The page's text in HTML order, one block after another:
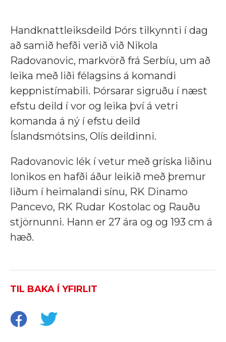
Handknattleiksdeild Þórs tilkynnti í dag
að samið hefði verið við Nikola
Radovanovic, markvörð frá Serbíu, um að
leika með liði félagsins á komandi
keppnistímabili. Þórsarar sigruðu í næst
efstu deild í vor og leika því á vetri
komanda á ný í efstu deild
Íslandsmótsins, Olís deildinni.
Radovanovic lék í vetur með gríska liðinu
Ionikos en hafði áður leikið með þremur
liðum í heimalandi sínu, RK Dinamo
Pancevo, RK Rudar Kostolac og Rauðu
stjörnunni. Hann er 27 ára og og 193 cm á
hæð.
TIL BAKA Í YFIRLIT